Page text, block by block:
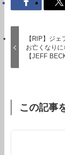
【RIP】ジ
お亡くなり
【JEFF
この記事